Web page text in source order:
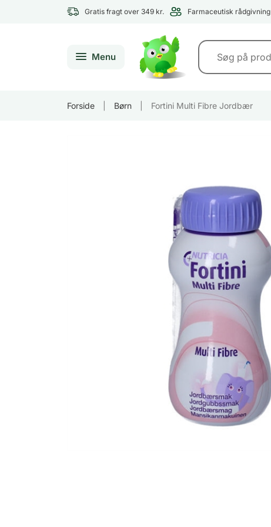
Gratis fragt over 349 kr. Farmaceutisk rådgivning
Menu
Forside Børn Fortini Multi Fibre Jordbær